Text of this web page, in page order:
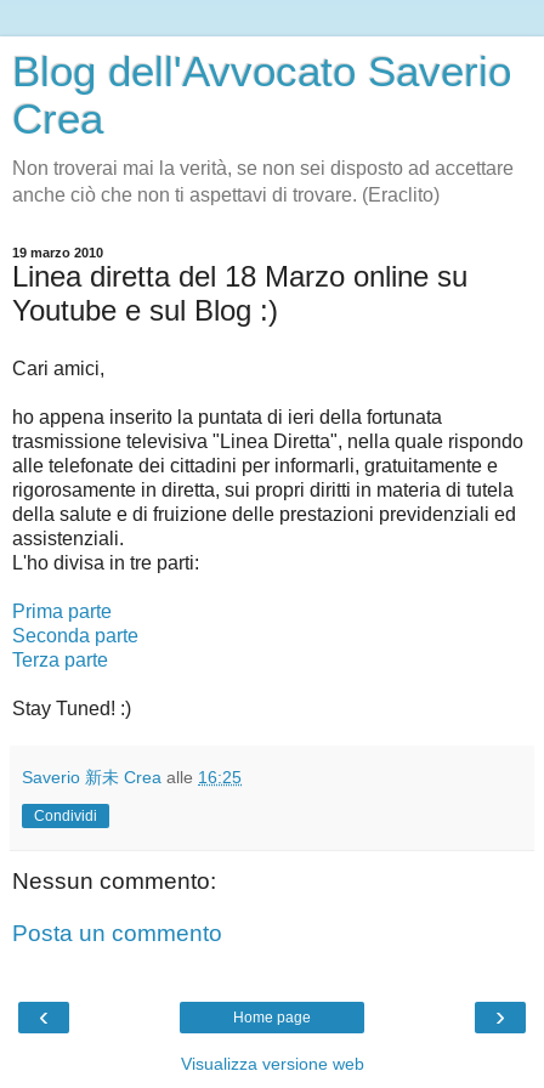
Blog dell'Avvocato Saverio
Crea
Non troverai mai la verità, se non sei disposto ad accettare
anche ciò che non ti aspettavi di trovare. (Eraclito)
19 marzo 2010
Linea diretta del 18 Marzo online su
Youtube e sul Blog :)
Cari amici,
ho appena inserito la puntata di ieri della fortunata
trasmissione televisiva "Linea Diretta", nella quale rispondo
alle telefonate dei cittadini per informarli, gratuitamente e
rigorosamente in diretta, sui propri diritti in materia di tutela
della salute e di fruizione delle prestazioni previdenziali ed
assistenziali.
L'ho divisa in tre parti:
Prima parte
Seconda parte
Terza parte
Stay Tuned! :)
Saverio 新未 Crea alle 16:25
Condividi
Nessun commento:
Posta un commento
‹ ›
Home page
Visualizza versione web